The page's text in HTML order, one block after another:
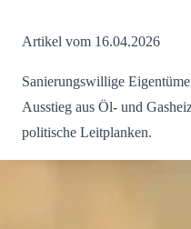
Artikel vom 16.04.2026
Sanierungswillige
Ausstieg aus Öl- und
politische Leitplanken.